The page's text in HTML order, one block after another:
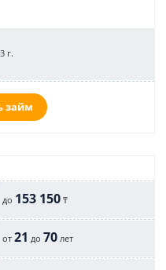
г.
займ
до 153 150 ₸
от 21 до 70 лет